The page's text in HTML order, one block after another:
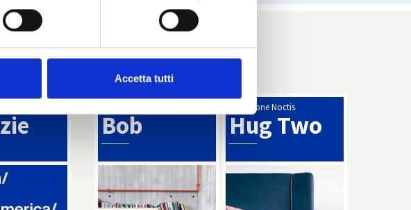
Accetta tutti
Vedi anche
Bob
Collezione Noctis
Hug Two